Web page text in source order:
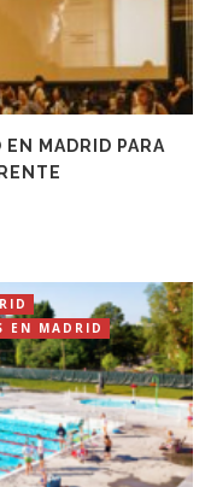
EN MADRID PARA
EN MADRID